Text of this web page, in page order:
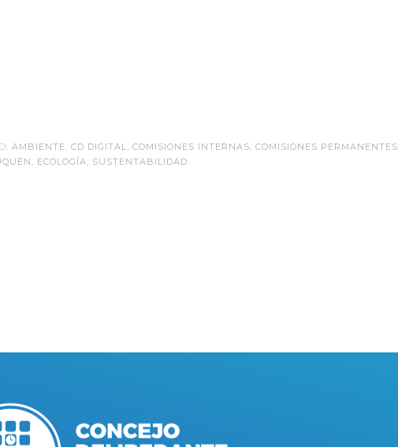
AMBIENTE,CD DIGITAL,COMISIONES INTERNAS,COMISIONES PERMANENTES
, ECOLOGÍA, SUSTENTABILIDAD